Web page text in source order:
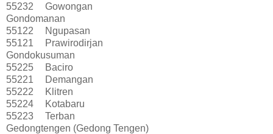
55232
Gowongan
Gondomanan
55122
Ngupasan
55121
Prawirodirjan
Gondokusuman
55225
Baciro
55221
Demangan
55222
Klitren
55224
Kotabaru
55223
Terban
Gedongtengen (Gedong Tengen)